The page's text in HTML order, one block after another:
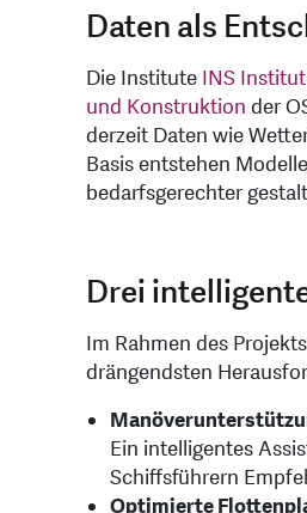
Daten als
Die Institute INS
und Konstruktion der
derzeit Daten wie
Basis entstehen
bedarfsgerechter
Drei
Im Rahmen des
drängendsten
Ein intelligentes
Schiffsführern
Optimierte